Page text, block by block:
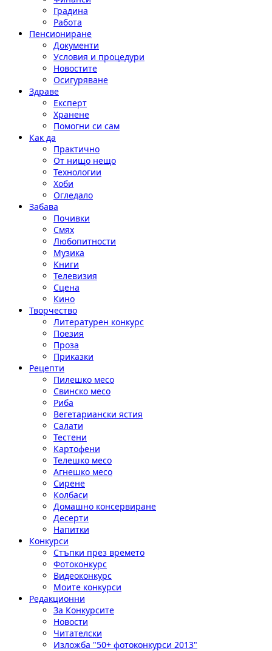
Градина
Работа
Пенсиониране
Документи
Условия и процедури
Новостите
Осигуряване
Здраве
Експерт
Хранене
Помогни си сам
Как да
Практично
От нищо нещо
Технологии
Хоби
Огледало
Забава
Почивки
Смях
Любопитности
Музика
Книги
Телевизия
Сцена
Кино
Творчество
Литературен конкурс
Поезия
Проза
Приказки
Рецепти
Пилешко месо
Свинско месо
Риба
Вегетариански ястия
Салати
Тестени
Картофени
Телешко месо
Агнешко месо
Сирене
Колбаси
Домашно консервиране
Десерти
Напитки
Конкурси
Стъпки през времето
Фотоконкурс
Видеоконкурс
Моите конкурси
Редакционни
За Конкурсите
Новости
Читателски
Изложба "50+ фотоконкурси 2013"